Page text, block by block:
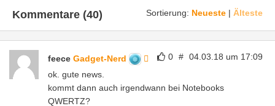
Sortierung: Neueste | Älteste
Kommentare (40)
0 # 04.03.18 um 17:09
feece Gadget-Nerd
ok. gute news.
kommt dann auch irgendwann bei Notebooks
QWERTZ?